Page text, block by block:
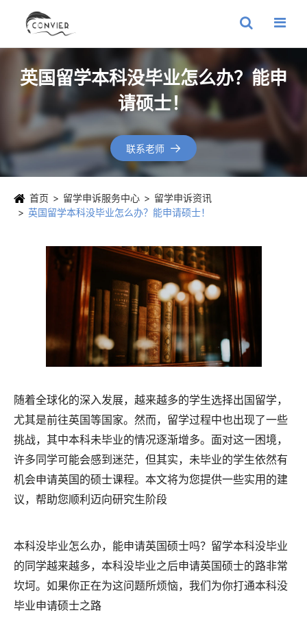
英国留学本科没毕业怎么办？能申
请硕士！
联系老师 
首页 留学申诉服务中心
留学申诉资讯
英国留学本科没毕业怎么办？能申请硕士！
随着全球化的深入发展，越来越多的学生选择出国留学，
尤其是前往英国等国家。然而，留学过程中也出现了一些
挑战，其中本科未毕业的情况逐渐增多。面对这一困境，
许多同学可能会感到迷茫，但其实，未毕业的学生依然有
机会申请英国的硕士课程。本文将为您提供一些实用的建
议，帮助您顺利迈向研究生阶段
本科没毕业怎么办，能申请英国硕士吗？留学本科没毕业
的同学越来越多，本科没毕业之后申请英国硕士的路非常
坎坷。如果你正在为这问题所烦恼，我们为你打通本科没
毕业申请硕士之路